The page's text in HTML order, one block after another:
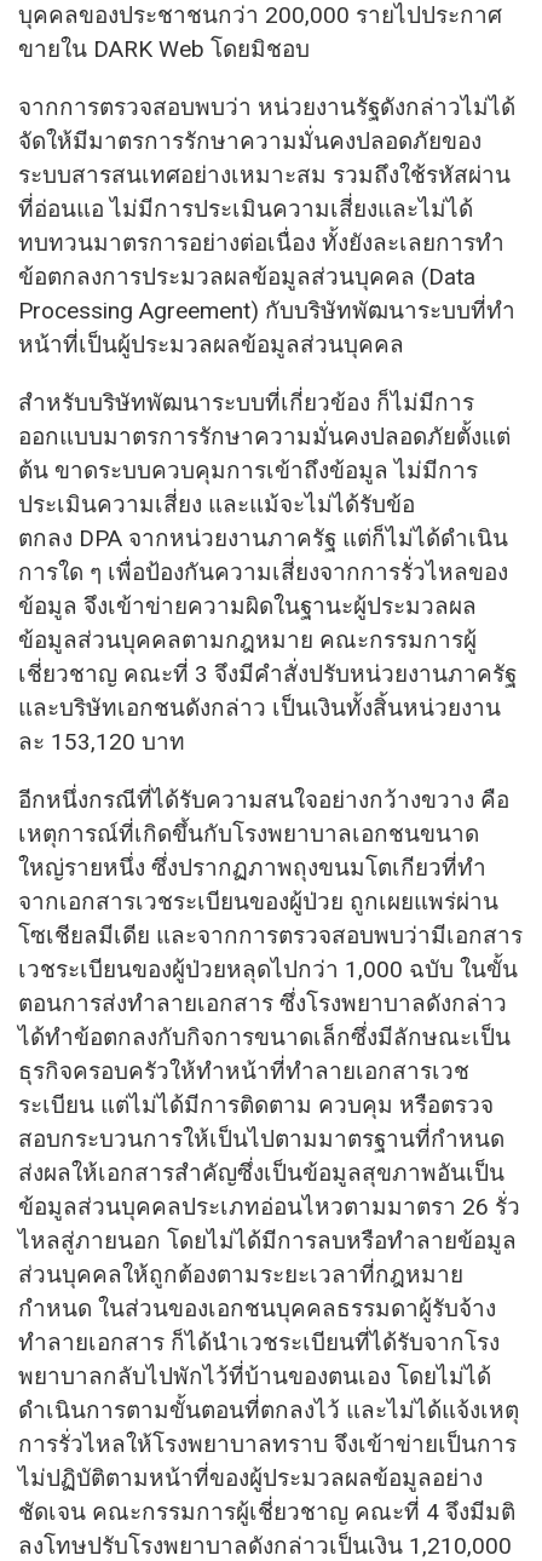
บุคคลของประชาชนกว่า 200,000 รายไปประกาศ
ขายใน DARK Web โดยมิชอบ
จากการตรวจสอบพบว่า หน่วยงานรัฐดังกล่าวไม่ได้
จัดให้มีมาตรการรักษาความมั่นคงปลอดภัยของ
ระบบสารสนเทศอย่างเหมาะสม รวมถึงใช้รหัสผ่าน
ที่อ่อนแอ ไม่มีการประเมินความเสี่ยงและไม่ได้
ทบทวนมาตรการอย่างต่อเนื่อง ทั้งยังละเลยการทำ
ข้อตกลงการประมวลผลข้อมูลส่วนบุคคล (Data
Processing Agreement) กับบริษัทพัฒนาระบบที่ทำ
หน้าที่เป็นผู้ประมวลผลข้อมูลส่วนบุคคล
สำหรับบริษัทพัฒนาระบบที่เกี่ยวข้อง ก็ไม่มีการ
ออกแบบมาตรการรักษาความมั่นคงปลอดภัยตั้งแต่
ต้น ขาดระบบควบคุมการเข้าถึงข้อมูล ไม่มีการ
ประเมินความเสี่ยง และแม้จะไม่ได้รับข้อ
ตกลง DPA จากหน่วยงานภาครัฐ แต่ก็ไม่ได้ดำเนิน
การใด ๆ เพื่อป้องกันความเสี่ยงจากการรั่วไหลของ
ข้อมูล จึงเข้าข่ายความผิดในฐานะผู้ประมวลผล
ข้อมูลส่วนบุคคลตามกฎหมาย คณะกรรมการผู้
เชี่ยวชาญ คณะที่ 3 จึงมีคำสั่งปรับหน่วยงานภาครัฐ
และบริษัทเอกชนดังกล่าว เป็นเงินทั้งสิ้นหน่วยงาน
ละ 153,120 บาท
อีกหนึ่งกรณีที่ได้รับความสนใจอย่างกว้างขวาง คือ
เหตุการณ์ที่เกิดขึ้นกับโรงพยาบาลเอกชนขนาด
ใหญ่รายหนึ่ง ซึ่งปรากฏภาพถุงขนมโตเกียวที่ทำ
จากเอกสารเวชระเบียนของผู้ป่วย ถูกเผยแพร่ผ่าน
โซเชียลมีเดีย และจากการตรวจสอบพบว่ามีเอกสาร
เวชระเบียนของผู้ป่วยหลุดไปกว่า 1,000 ฉบับ ในขั้น
ตอนการส่งทำลายเอกสาร ซึ่งโรงพยาบาลดังกล่าว
ได้ทำข้อตกลงกับกิจการขนาดเล็กซึ่งมีลักษณะเป็น
ธุรกิจครอบครัวให้ทำหน้าที่ทำลายเอกสารเวช
ระเบียน แต่ไม่ได้มีการติดตาม ควบคุม หรือตรวจ
สอบกระบวนการให้เป็นไปตามมาตรฐานที่กำหนด
ส่งผลให้เอกสารสำคัญซึ่งเป็นข้อมูลสุขภาพอันเป็น
ข้อมูลส่วนบุคคลประเภทอ่อนไหวตามมาตรา 26 รั่ว
ไหลสู่ภายนอก โดยไม่ได้มีการลบหรือทำลายข้อมูล
ส่วนบุคคลให้ถูกต้องตามระยะเวลาที่กฎหมาย
กำหนด ในส่วนของเอกชนบุคคลธรรมดาผู้รับจ้าง
ทำลายเอกสาร ก็ได้นำเวชระเบียนที่ได้รับจากโรง
พยาบาลกลับไปพักไว้ที่บ้านของตนเอง โดยไม่ได้
ดำเนินการตามขั้นตอนที่ตกลงไว้ และไม่ได้แจ้งเหตุ
การรั่วไหลให้โรงพยาบาลทราบ จึงเข้าข่ายเป็นการ
ไม่ปฏิบัติตามหน้าที่ของผู้ประมวลผลข้อมูลอย่าง
ชัดเจน คณะกรรมการผู้เชี่ยวชาญ คณะที่ 4 จึงมีมติ
ลงโทษปรับโรงพยาบาลดังกล่าวเป็นเงิน 1,210,000